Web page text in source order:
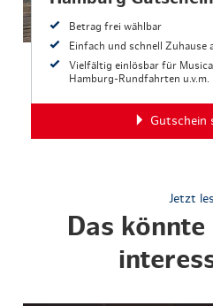
Betrag frei wählbar
Einfach und schnell Zuhause
Vielfältig einlösbar für
Hamburg-Rundfahrten u.v.m.
Gutschein
Jetzt
Das